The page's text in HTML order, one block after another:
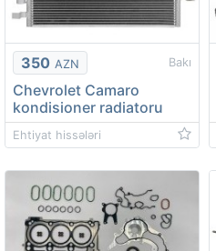
350 AZN Bakı
Chevrolet Camaro
kondisioner radiatoru
Ehtiyat hissələri